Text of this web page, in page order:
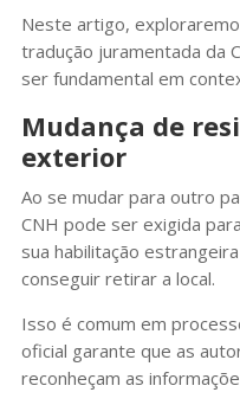
Neste artigo,
tradução juramentada da
ser fundamental em
Mudança de
exterior
Ao se mudar para outro
CNH pode ser exigida
sua habilitação
conseguir retirar a local.
Isso é comum em
oficial garante que as
reconheçam as